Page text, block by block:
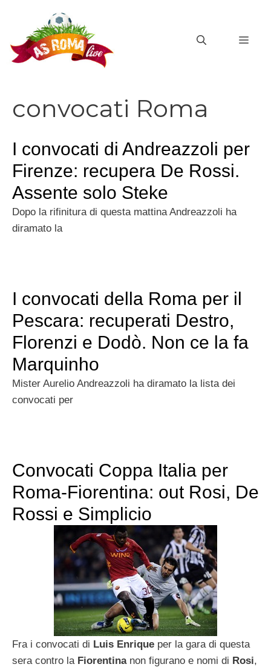
contenuto
convocati Roma
I convocati di Andreazzoli per
Firenze: recupera De Rossi.
Assente solo Steke
Dopo la rifinitura di questa mattina Andreazzoli ha
diramato la
I convocati della Roma per il
Pescara: recuperati Destro,
Florenzi e Dodò. Non ce la fa
Marquinho
Mister Aurelio Andreazzoli ha diramato la lista dei
convocati per
Convocati Coppa Italia per
Roma-Fiorentina: out Rosi, De
Rossi e Simplicio
Fra i convocati di Luis Enrique per la gara di questa
sera contro la Fiorentinanon figurano e nomi di Rosi,